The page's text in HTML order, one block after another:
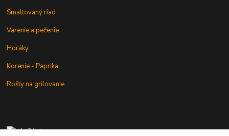
Smaltovaný riad
Varenie a pečenie
Horáky
Korenie - Paprika
Rošty na grilovanie
+421 902 212 007